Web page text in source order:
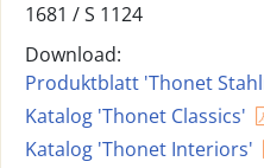
1681 /S 1124
Download:
Produktblatt 'Thonet
Katalog 'Thonet Classics'
Katalog 'Thonet Interiors'